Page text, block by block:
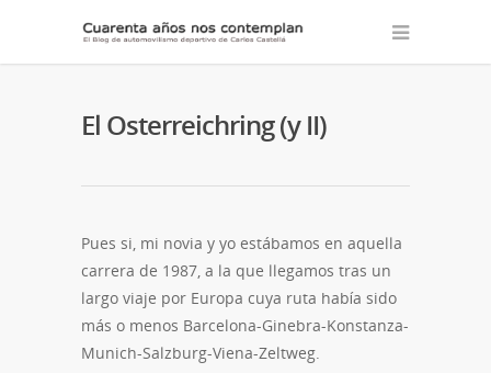
El Osterreichring (y II)
Pues si, mi novia y yo estábamos en aquella
carrera de 1987, a la que llegamos tras un
largo viaje por Europa cuya ruta había sido
más o menos Barcelona-Ginebra-Konstanza-
Munich-Salzburg-Viena-Zeltweg.